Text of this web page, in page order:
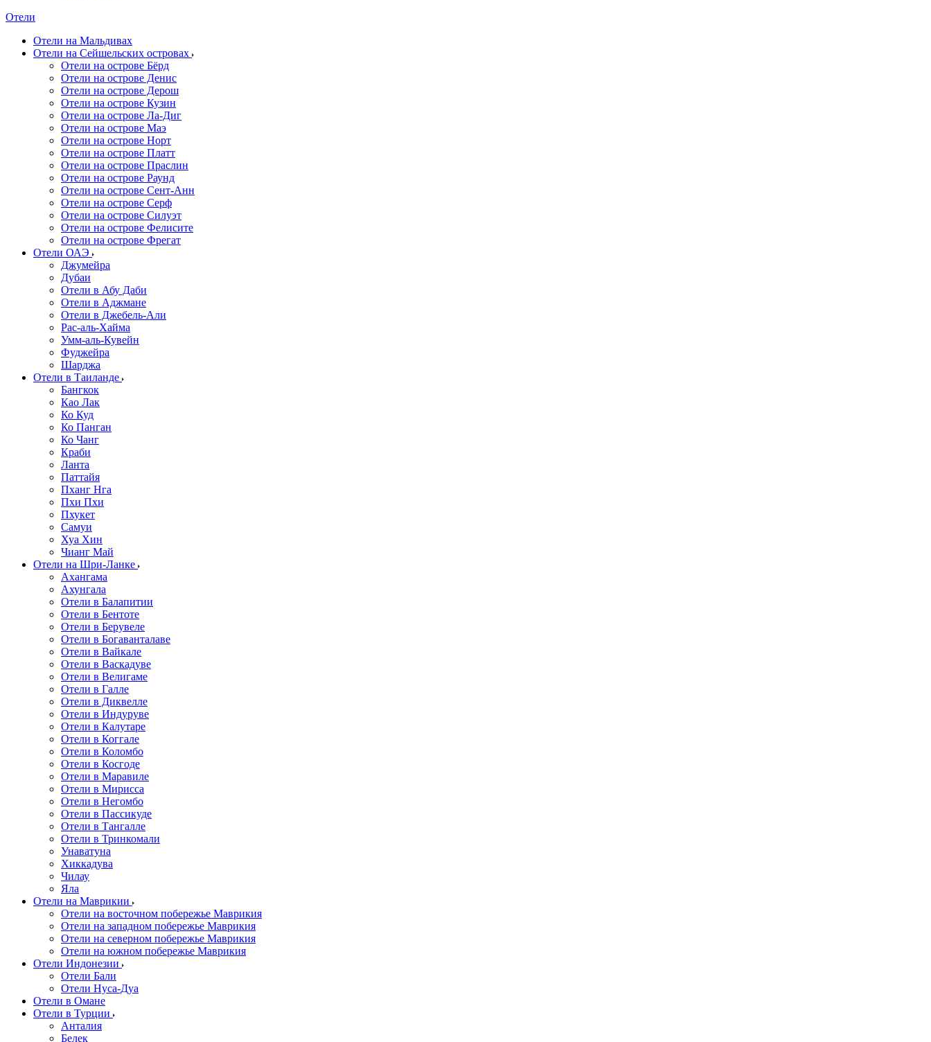
Отели
Отели на Мальдивах
Отели на Сейшельских островах
Отели на острове Бёрд
Отели на острове Денис
Отели на острове Дерош
Отели на острове Кузин
Отели на острове Ла-Диг
Отели на острове Маэ
Отели на острове Норт
Отели на острове Платт
Отели на острове Праслин
Отели на острове Раунд
Отели на острове Сент-Анн
Отели на острове Серф
Отели на острове Силуэт
Отели на острове Фелисите
Отели на острове Фрегат
Отели ОАЭ
Джумейра
Дубаи
Отели в Абу Даби
Отели в Аджмане
Отели в Джебель-Али
Рас-аль-Хайма
Умм-аль-Кувейн
Фуджейра
Шарджа
Отели в Таиланде
Бангкок
Као Лак
Ко Куд
Ко Панган
Ко Чанг
Краби
Ланта
Паттайя
Пханг Нга
Пхи Пхи
Пхукет
Самуи
Хуа Хин
Чианг Май
Отели на Шри-Ланке
Ахангама
Ахунгала
Отели в Балапитии
Отели в Бентоте
Отели в Берувеле
Отели в Богаванталаве
Отели в Вайкале
Отели в Васкадуве
Отели в Велигаме
Отели в Галле
Отели в Диквелле
Отели в Индуруве
Отели в Калутаре
Отели в Коггале
Отели в Коломбо
Отели в Косгоде
Отели в Маравиле
Отели в Мирисса
Отели в Негомбо
Отели в Пассикуде
Отели в Тангалле
Отели в Тринкомали
Унаватуна
Хиккадува
Чилау
Яла
Отели на Маврикии
Отели на восточном побережье Маврикия
Отели на западном побережье Маврикия
Отели на северном побережье Маврикия
Отели на южном побережье Маврикия
Отели Индонезии
Отели Бали
Отели Нуса-Дуа
Отели в Омане
Отели в Турции
Анталия
Белек